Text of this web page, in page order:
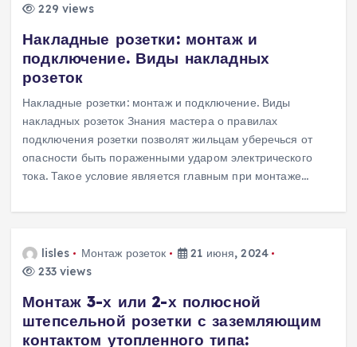
229 views
Накладные розетки: монтаж и
подключение. Виды накладных
розеток
Накладные розетки: монтаж и подключение. Виды
накладных розеток Знания мастера о правилах
подключения розетки позволят жильцам уберечься от
опасности быть пораженными ударом электрического
тока. Такое условие является главным при монтаже…
lisles Монтаж розеток
21 июня, 2024
233 views
Монтаж 3-х или 2-х полюсной
штепсельной розетки с заземляющим
контактом утопленного типа: